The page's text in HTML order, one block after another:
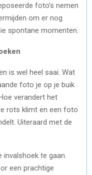
foto’s nemen
om er nog
spontane momenten.
is wel heel saai. Wat
foto je op je buik
verandert het
rots klimt en een foto
Uiteraard met de
te gaan.
een prachtige